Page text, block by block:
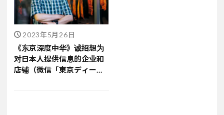
2023年5月26日
《东京深度中华》诚招想为
对日本人提供信息的企业和
店铺（微信「東京ディープ
提供のお願い）